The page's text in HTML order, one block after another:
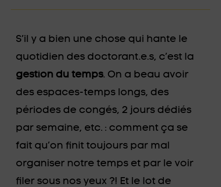
S’il y a bien une chose qui hante le
quotidien des doctorant.e.s, c’est la
gestion du temps. On a beau avoir
des espaces-temps longs, des
périodes de congés, 2 jours dédiés
par semaine, etc. : comment ça se
fait qu’on finit toujours par mal
organiser notre temps et par le voir
filer sous nos yeux ?! Et le lot de